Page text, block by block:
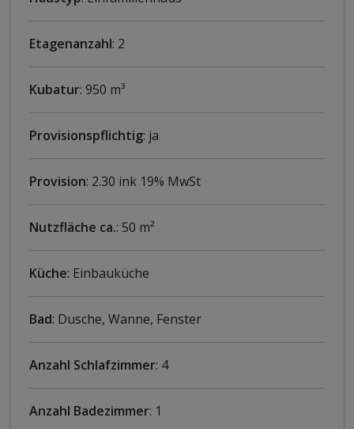
Etagenanzahl: 2
Kubatur: 950 m³
Provisionspflichtig: ja
Provision: 2.30 ink 19% MwSt
Nutzfläche ca.: 50 m²
Küche: Einbauküche
Bad: Dusche, Wanne, Fenster
Anzahl Schlafzimmer: 4
Anzahl Badezimmer: 1